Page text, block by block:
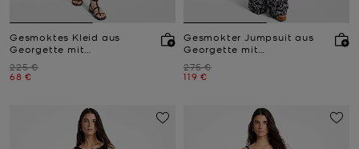
Gesmoktes Kleid aus
Georgette mit
Zuvor
225 €
Jetzt
68 €
Gesmokter Jumpsuit aus
Georgette mit
Zuvor
275 €
Jetzt
119 €